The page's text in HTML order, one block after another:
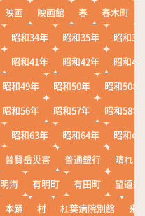
映画 映画館 春 春木町
昭和34年 昭和35年
昭和36
昭和41年 昭和42年
昭和43
昭和49年 昭和50年
昭和50年
昭和56年 昭和57年
昭和58年
昭和63年 昭和64年
昭和の
普賢岳災害 普通銀行
晴れ
海 有明町 有田町
望遠鏡
本踊 村 杠葉病院別館
来